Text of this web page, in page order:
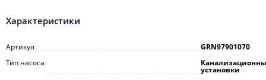
Характеристики
Артикул
GRN97901070
Тип насоса
установки